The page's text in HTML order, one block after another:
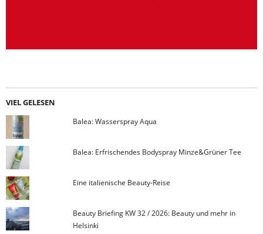
VIEL GELESEN
Balea: Wasserspray Aqua
Balea: Erfrischendes Bodyspray Minze&Grüner Tee
Eine italienische Beauty-Reise
Beauty Briefing KW 32 / 2026: Beauty und mehr in
Helsinki